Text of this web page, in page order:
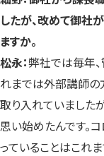
したが、改めて御
ますか。
松永：弊社では毎年
れまでは外部講師の
取り入れていました
思い始めたんです。
っていることはこれ